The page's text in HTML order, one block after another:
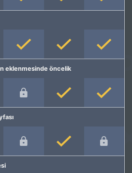
eklenmesinde öncelik